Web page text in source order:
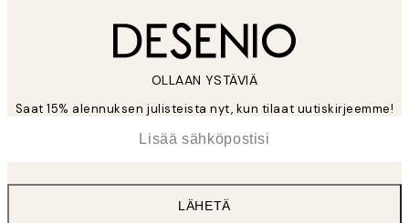
OLLAAN YSTÄVIÄ
Saat 15% alennuksen julisteista nyt, kun tilaat uutiskirjeemme!
LÄHETÄ